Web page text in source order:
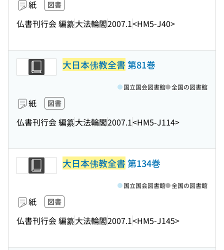
紙 図書
仏書刊行会 編纂大法輪閣2007.1<HM5-J40>
大日本佛教全書第81巻
紙 図書
仏書刊行会 編纂大法輪閣2007.1<HM5-J114>
国立国会図書館 全国の図書館
大日本佛教全書第134巻
紙 図書
仏書刊行会 編纂大法輪閣2007.1<HM5-J145>
国立国会図書館 全国の図書館